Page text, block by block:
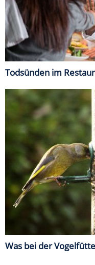
Todsünden im
Was bei der